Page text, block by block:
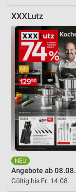
XXXLutz
Angebote ab 08.08.
Gültig bis Fr. 14.08.